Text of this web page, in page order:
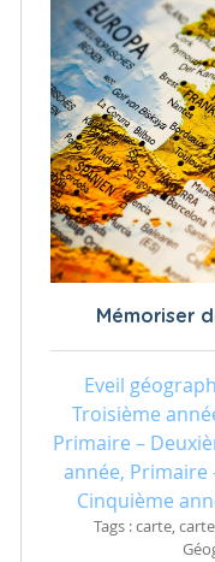
Mémoriser
Eveil
Troisième
Primaire –
année, Primaire
Cinquième
Tags : carte,